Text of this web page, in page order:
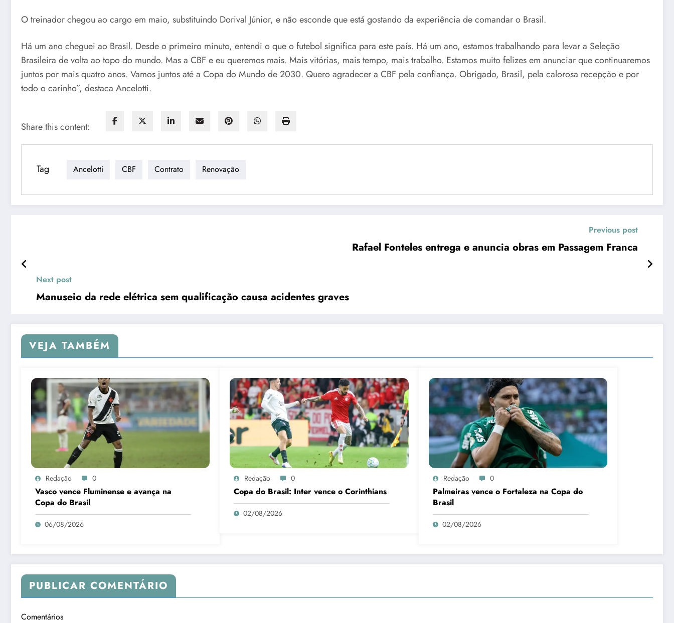
O treinador chegou ao cargo em maio, substituindo Dorival Júnior, e não esconde que está gostando da experiência de comandar o Brasil.
Há um ano cheguei ao Brasil. Desde o primeiro minuto, entendi o que o futebol significa para este país. Há um ano, estamos trabalhando para levar a Seleção
Brasileira de volta ao topo do mundo. Mas a CBF e eu queremos mais. Mais vitórias, mais tempo, mais trabalho. Estamos muito felizes em anunciar que continuaremos
juntos por mais quatro anos. Vamos juntos até a Copa do Mundo de 2030. Quero agradecer a CBF pela confiança. Obrigado, Brasil, pela calorosa recepção e por
todo o carinho”, destaca Ancelotti.
Share this content:
Tag Ancelotti CBF Contrato Renovação
Previous post
Rafael Fonteles entrega e anuncia obras em Passagem Franca
Next post
Manuseio da rede elétrica sem qualificação causa acidentes graves
VEJA TAMBÉM
Redação 0
Vasco vence Fluminense e avança na
Copa do Brasil
06/08/2026
Redação 0
Copa do Brasil: Inter vence o Corinthians
02/08/2026
Redação 0
Palmeiras vence o Fortaleza na Copa do
Brasil
02/08/2026
PUBLICAR COMENTÁRIO
Comentários